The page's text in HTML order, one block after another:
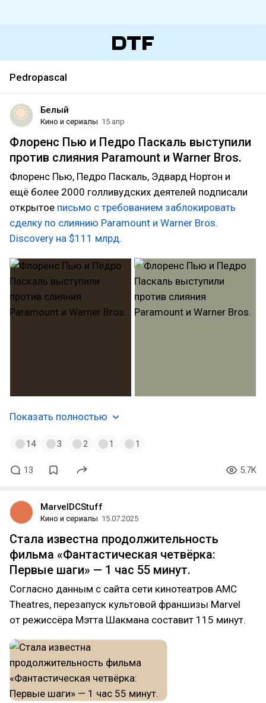
Pedropascal
Белый
Кино и сериалы 15 апр
Флоренс Пью и Педро Паскаль выступили
против слияния Paramount и Warner Bros.
Флоренс Пью, Педро Паскаль, Эдвард Нортон и
ещё более 2000 голливудских деятелей подписали
открытое письмо с требованием заблокировать
сделку по слиянию Paramount и Warner Bros.
Discovery на $111 млрд.
Показать полностью
14 3 2 1 1
13 5.7K
MarvelDCStuff
Кино и сериалы 15.07.2025
Стала известна продолжительность
фильма «Фантастическая четвёрка:
Первые шаги» — 1 час 55 минут.
Согласно данным с сайта сети кинотеатров AMC
Theatres, перезапуск культовой франшизы Marvel
от режиссёра Мэтта Шакмана составит 115 минут.